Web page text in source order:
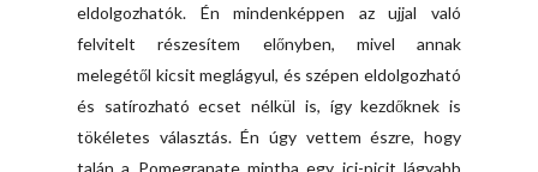
eldolgozhatók. Én mindenképpen az ujjal való
felvitelt részesítem előnyben, mivel annak
melegétől kicsit meglágyul, és szépen eldolgozható
és satírozható ecset nélkül is, így kezdőknek is
tökéletes választás. Én úgy vettem észre, hogy
talán a Pomegranate mintha egy ici-picit lágyabb